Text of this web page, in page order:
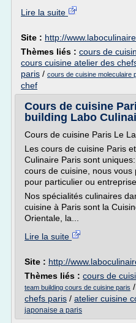
Lire la suite
Site : http://
Thèmes liés : cours de
cours cuisine atelier des
paris / cours de cuisine moleculaire
chef
Cours de cuisine
building Labo
Cours de cuisine Paris Le
Les cours de cuisine Paris
Culinaire Paris sont
cours de cuisine, nous vous
pour particulier ou
Nos spécialités culinaires
cuisine à Paris sont la
Orientale, la...
Lire la suite
Site : http://
Thèmes liés : cours de
team building cours de cuisine paris /
chefs paris / atelier cuisine
japonaise a paris